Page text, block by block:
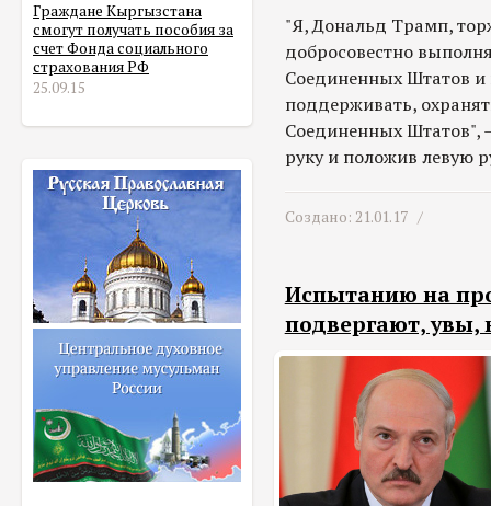
Граждане Кыргызстана
смогут получать пособия за
счет Фонда социального
страхования РФ
25.09.15
"Я, Дональд Трамп,
добросовестно
Соединенных Штатов и
поддерживать,
Соединенных Штатов",
руку и положив левую
Создано: 21.01.17 /
Испытанию на
подвергают, увы,